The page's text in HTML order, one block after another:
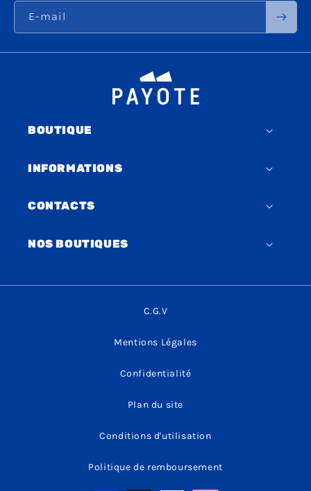
E-mail
BOUTIQUE
INFORMATIONS
CONTACTS
NOS BOUTIQUES
C.G.V
Mentions Légales
Confidentialité
Plan du site
Conditions d'utilisation
Politique de remboursement